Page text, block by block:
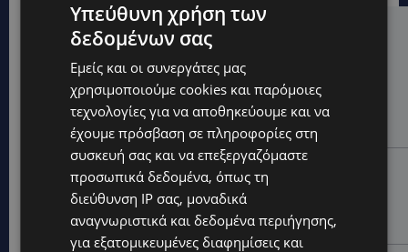
Hot this week
UPDATES
ΧΩΡΙΣ ΣΩΣΣΙΒΙΟ Η ΘΑΛΑΣΣΙΑ ΣΥΝΔΕΣΗ ΚΥΠΡΟΥ-
ΕΛΛΑΔΑΣ: «Χωρίς επιδότηση το πλοίο δεν θα
ξανασηκώσει άγκυρα»
ΜΑΡΙΝΟΣ ΚΩΝΣΤΑΝΤΙΝΙΔΗΣ: Οι πρωτοβουλίες για να
ξαναζωντανέψει η Μακαρίου και το κέντρο της
Λευκωσίας-(Βίντεο)
Υπεύθυνη χρήση των
δεδομένων σας
Εμείς και οι συνεργάτες μας
χρησιμοποιούμε cookies και παρόμοιες
τεχνολογίες για να αποθηκεύουμε και να
έχουμε πρόσβαση σε πληροφορίες στη
συσκευή σας και να επεξεργαζόμαστε
προσωπικά δεδομένα, όπως τη
διεύθυνση IP σας, μοναδικά
αναγνωριστικά και δεδομένα περιήγησης,
για εξατομικευμένες διαφημίσεις και